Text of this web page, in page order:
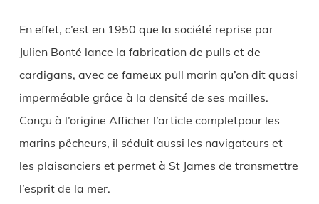
En effet, c’est en 1950 que la société reprise par
Julien Bonté lance la fabrication de pulls et de
cardigans, avec ce fameux pull marin qu’on dit quasi
imperméable grâce à la densité de ses mailles.
Conçu à l’origine Afficher l’article completpour les
marins pêcheurs, il séduit aussi les navigateurs et
les plaisanciers et permet à St James de transmettre
l’esprit de la mer.